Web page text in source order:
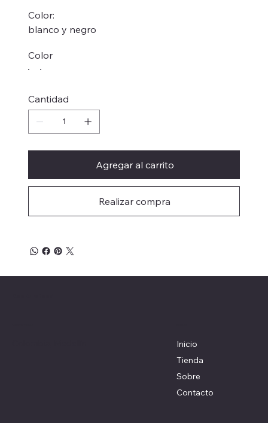
Color:
blanco y negro
Color
Cantidad
Agregar al carrito
Realizar compra
Inicio
Tienda
Sobre
Contacto